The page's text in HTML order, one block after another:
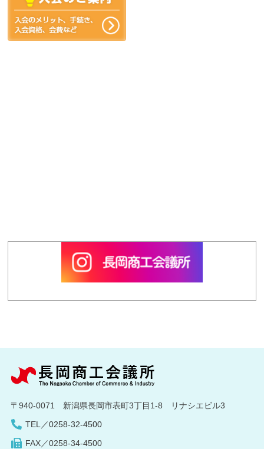
〒940-0071 新潟県長岡市表町3丁目1-8 リナシエビル3
TEL／0258-32-4500
FAX／0258-34-4500